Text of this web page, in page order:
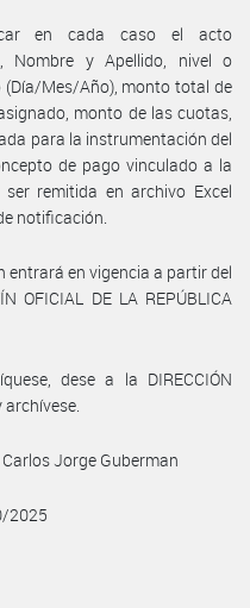
en cada caso el acto
Nombre y Apellido, nivel o
Mes/Año), monto total de
monto de las cuotas,
para la instrumentación del
de pago vinculado a la
remitida en archivo Excel
notificación.
entrará en vigencia a partir del
OFICIAL DE LA REPÚBLICA
dese a la DIRECCIÓN
archívese.
Jorge Guberman
2025